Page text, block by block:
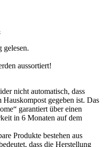
gelesen.
aussortiert!
nicht automatisch, dass
gegeben ist. Das
garantiert über einen
in 6 Monaten auf dem
Produkte bestehen aus
dass die Herstellung